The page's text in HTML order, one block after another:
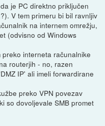
je PC direktno priključen
V tem primeru bi bil ravnljiv
na internem omrežju,
(odvisno od Windows
interneta računalnike
routerjih - no, razen
IP' ali imeli forwardirane
preko VPN povezav
so dovoljevale SMB promet